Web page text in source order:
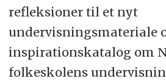
refleksioner til et nyt
undervisningsmateriale
inspirationskatalog om
folkeskolens